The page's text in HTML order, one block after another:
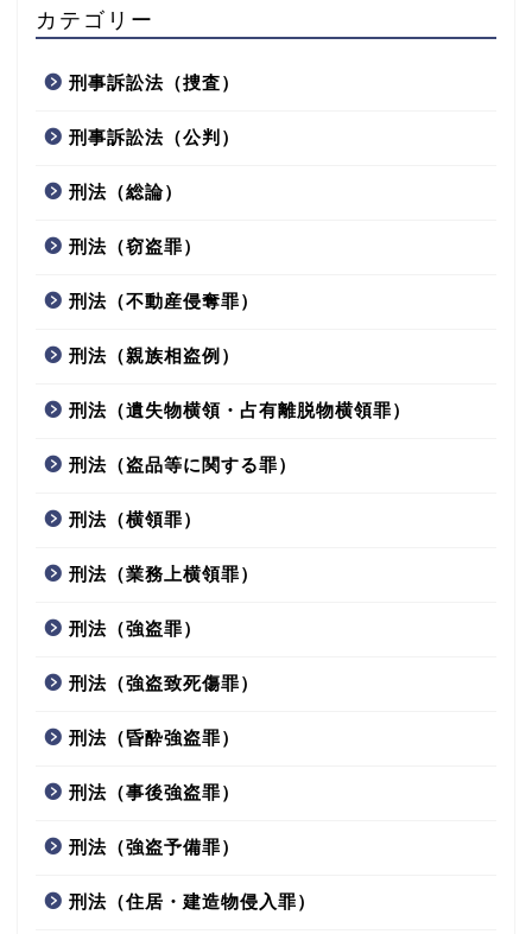
カテゴリー
刑事訴訟法（捜査）
刑事訴訟法（公判）
刑法（総論）
刑法（窃盗罪）
刑法（不動産侵奪罪）
刑法（親族相盗例）
刑法（遺失物横領・占有離脱物横領罪）
刑法（盗品等に関する罪）
刑法（横領罪）
刑法（業務上横領罪）
刑法（強盗罪）
刑法（強盗致死傷罪）
刑法（昏酔強盗罪）
刑法（事後強盗罪）
刑法（強盗予備罪）
刑法（住居・建造物侵入罪）